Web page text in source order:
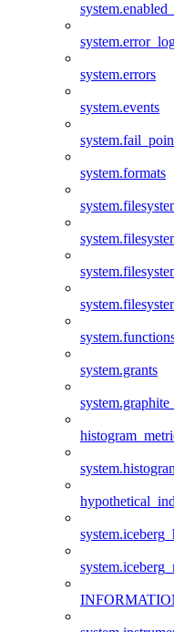
system.errors
system.events
system.formats
system.grants